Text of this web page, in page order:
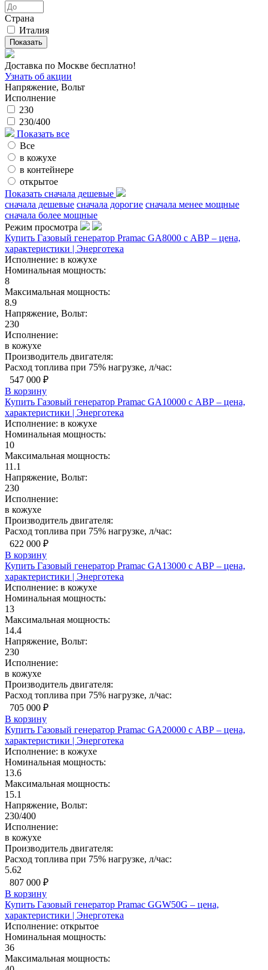
Страна
Италия
Доставка по Москве бесплатно!
Узнать об акции
Напряжение, Вольт
Исполнение
230
230/400
Показать все
Все
в кожухе
в контейнере
открытое
Показать сначала дешевые
сначала дешевые сначала дорогие сначала менее мощные
сначала более мощные
Режим просмотра
Купить Газовый генератор Pramac GA8000 с АВР – цена,
характеристики | Энерготека
Исполнение: в кожухе
Номинальная мощность:
8
Максимальная мощность:
8.9
Напряжение, Вольт:
230
Исполнение:
в кожухе
Производитель двигателя:
Расход топлива при 75% нагрузке, л/час:
547 000 ₽
В корзину
Купить Газовый генератор Pramac GA10000 с АВР – цена,
характеристики | Энерготека
Исполнение: в кожухе
Номинальная мощность:
10
Максимальная мощность:
11.1
Напряжение, Вольт:
230
Исполнение:
в кожухе
Производитель двигателя:
Расход топлива при 75% нагрузке, л/час:
622 000 ₽
В корзину
Купить Газовый генератор Pramac GA13000 с АВР – цена,
характеристики | Энерготека
Исполнение: в кожухе
Номинальная мощность:
13
Максимальная мощность:
14.4
Напряжение, Вольт:
230
Исполнение:
в кожухе
Производитель двигателя:
Расход топлива при 75% нагрузке, л/час:
705 000 ₽
В корзину
Купить Газовый генератор Pramac GA20000 с АВР – цена,
характеристики | Энерготека
Исполнение: в кожухе
Номинальная мощность:
13.6
Максимальная мощность:
15.1
Напряжение, Вольт:
230/400
Исполнение:
в кожухе
Производитель двигателя:
Расход топлива при 75% нагрузке, л/час:
5.62
807 000 ₽
В корзину
Купить Газовый генератор Pramac GGW50G – цена,
характеристики | Энерготека
Исполнение: открытое
Номинальная мощность:
36
Максимальная мощность: